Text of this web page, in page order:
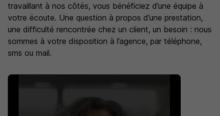
travaillant à nos côtés, vous bénéficiez d’une équipe à
votre écoute. Une question à propos d’une prestation,
une difficulté rencontrée chez un client, un besoin : nous
sommes à votre disposition à l’agence, par téléphone,
sms ou mail.